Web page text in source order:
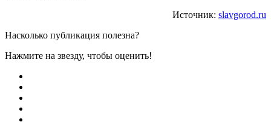
Источник: slavgorod.ru
Насколько публикация полезна?
Нажмите на звезду, чтобы оценить!